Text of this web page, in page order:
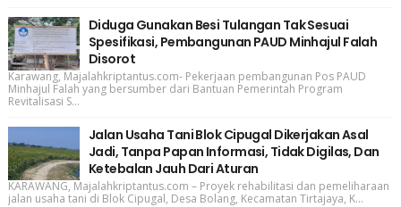
Diduga Gunakan Besi Tulangan Tak Sesuai
Spesifikasi, Pembangunan PAUD Minhajul Falah
Disorot
Karawang, Majalahkriptantus.com- Pekerjaan pembangunan Pos PAUD
Minhajul Falah yang bersumber dari Bantuan Pemerintah Program
Revitalisasi S...
Jalan Usaha Tani Blok Cipugal Dikerjakan Asal
Jadi, Tanpa Papan Informasi, Tidak Digilas, Dan
Ketebalan Jauh Dari Aturan
KARAWANG, Majalahkriptantus.com – Proyek rehabilitasi dan pemeliharaan
jalan usaha tani di Blok Cipugal, Desa Bolang, Kecamatan Tirtajaya, K...